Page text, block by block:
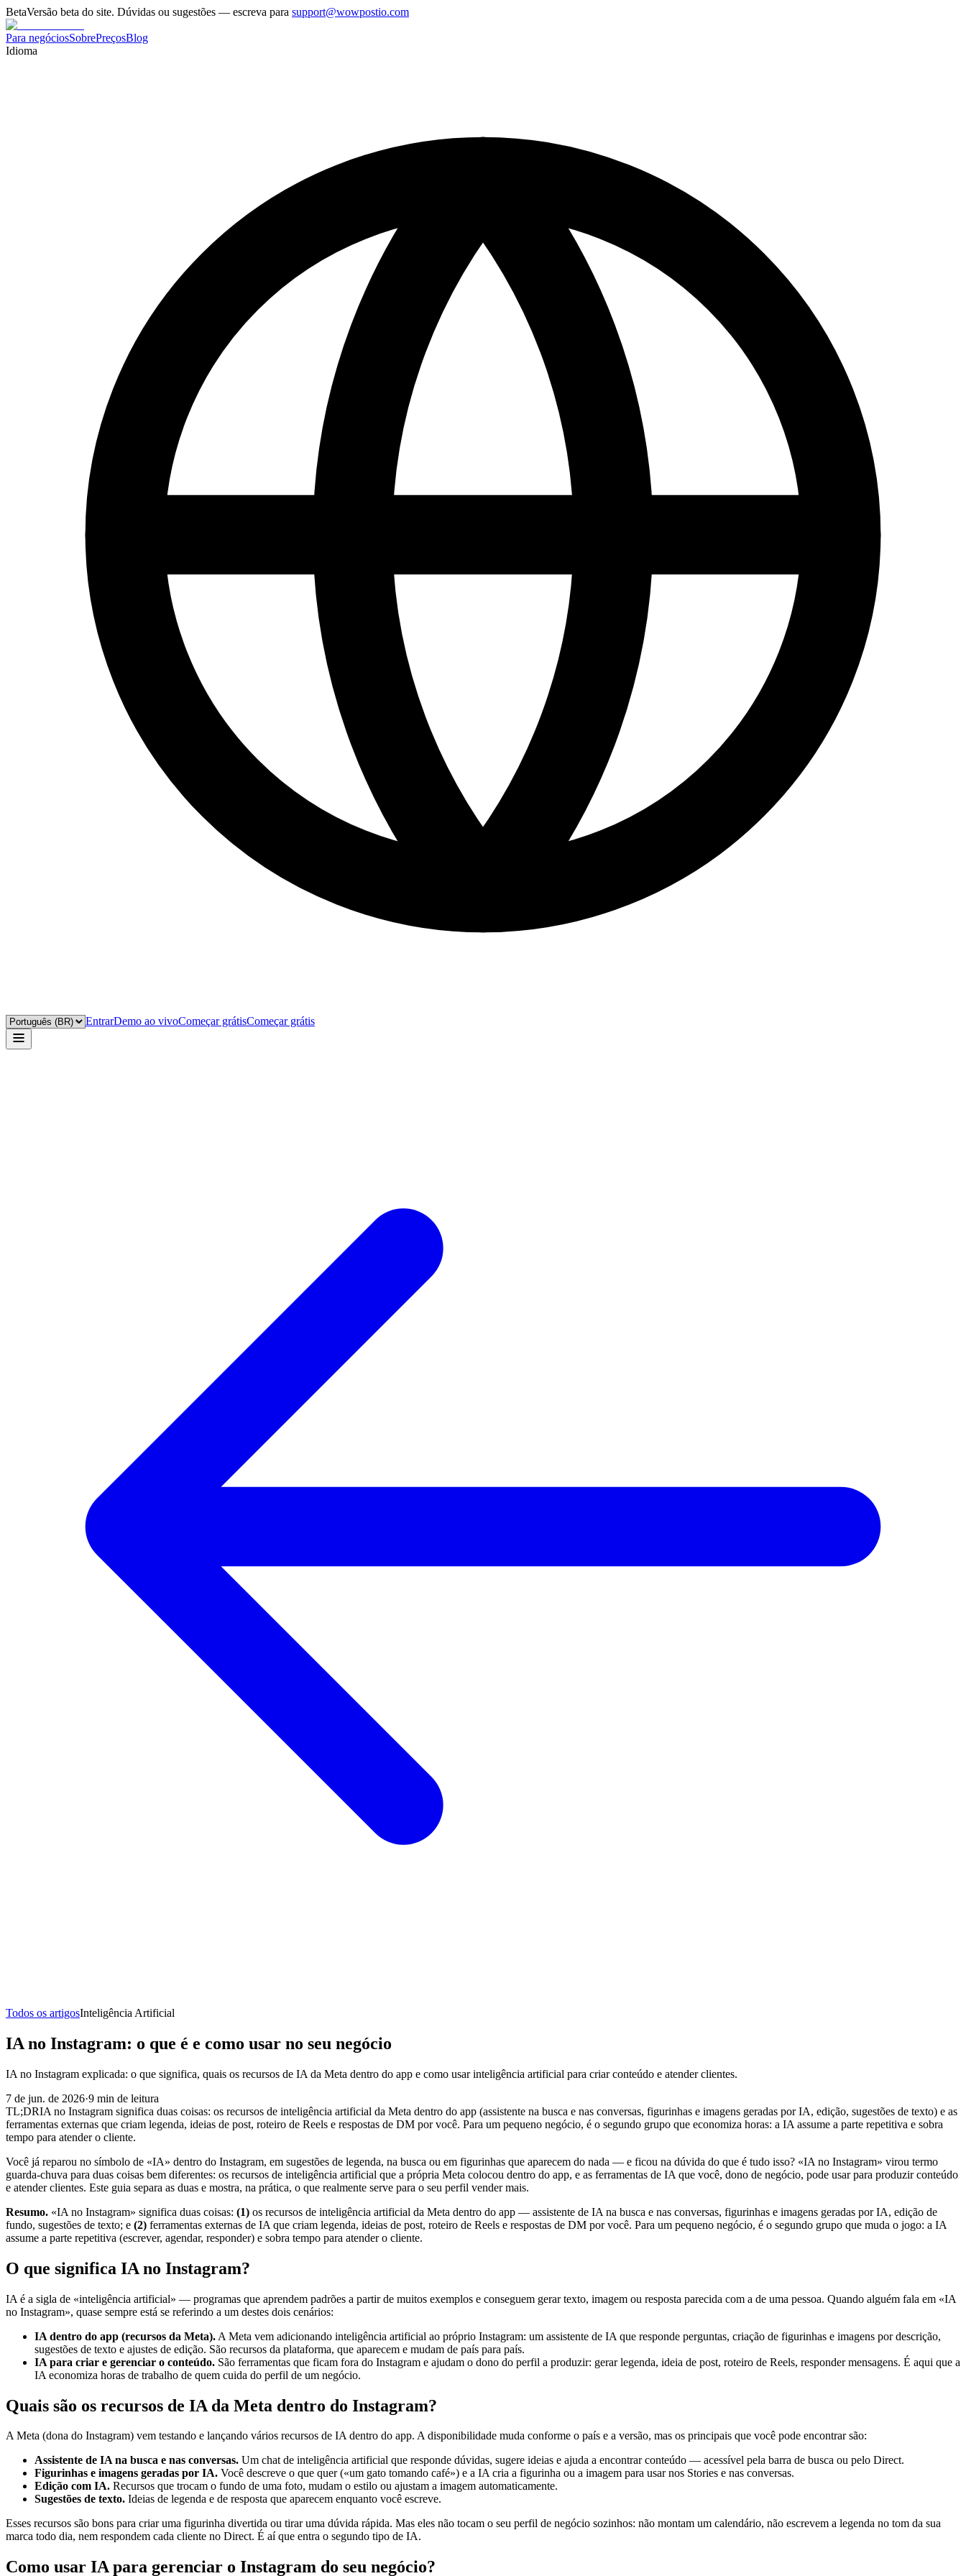
BetaVersão beta do site. Dúvidas ou sugestões — escreva para support@wowpostio.com
Para negóciosSobrePreçosBlog
Idioma
EntrarDemo ao vivoComeçar grátisComeçar grátis
Todos os artigosInteligência Artificial
IA no Instagram: o que é e como usar no seu negócio
IA no Instagram explicada: o que significa, quais os recursos de IA da Meta dentro do app e como usar inteligência artificial para criar conteúdo e atender clientes.
7 de jun. de 2026·9 min de leitura
TL;DRIA no Instagram significa duas coisas: os recursos de inteligência artificial da Meta dentro do app (assistente na busca e nas conversas, figurinhas e imagens geradas por IA, edição, sugestões de texto) e as
ferramentas externas que criam legenda, ideias de post, roteiro de Reels e respostas de DM por você. Para um pequeno negócio, é o segundo grupo que economiza horas: a IA assume a parte repetitiva e sobra
tempo para atender o cliente.
Você já reparou no símbolo de «IA» dentro do Instagram, em sugestões de legenda, na busca ou em figurinhas que aparecem do nada — e ficou na dúvida do que é tudo isso? «IA no Instagram» virou termo
guarda-chuva para duas coisas bem diferentes: os recursos de inteligência artificial que a própria Meta colocou dentro do app, e as ferramentas de IA que você, dono de negócio, pode usar para produzir conteúdo
e atender clientes. Este guia separa as duas e mostra, na prática, o que realmente serve para o seu perfil vender mais.
Resumo. «IA no Instagram» significa duas coisas: (1) os recursos de inteligência artificial da Meta dentro do app — assistente de IA na busca e nas conversas, figurinhas e imagens geradas por IA, edição de
fundo, sugestões de texto; e (2) ferramentas externas de IA que criam legenda, ideias de post, roteiro de Reels e respostas de DM por você. Para um pequeno negócio, é o segundo grupo que muda o jogo: a IA
assume a parte repetitiva (escrever, agendar, responder) e sobra tempo para atender o cliente.
O que significa IA no Instagram?
IA é a sigla de «inteligência artificial» — programas que aprendem padrões a partir de muitos exemplos e conseguem gerar texto, imagem ou resposta parecida com a de uma pessoa. Quando alguém fala em «IA
no Instagram», quase sempre está se referindo a um destes dois cenários:
IA dentro do app (recursos da Meta). A Meta vem adicionando inteligência artificial ao próprio Instagram: um assistente de IA que responde perguntas, criação de figurinhas e imagens por descrição,
sugestões de texto e ajustes de edição. São recursos da plataforma, que aparecem e mudam de país para país.
IA para criar e gerenciar o conteúdo. São ferramentas que ficam fora do Instagram e ajudam o dono do perfil a produzir: gerar legenda, ideia de post, roteiro de Reels, responder mensagens. É aqui que a
IA economiza horas de trabalho de quem cuida do perfil de um negócio.
Quais são os recursos de IA da Meta dentro do Instagram?
A Meta (dona do Instagram) vem testando e lançando vários recursos de IA dentro do app. A disponibilidade muda conforme o país e a versão, mas os principais que você pode encontrar são:
Assistente de IA na busca e nas conversas. Um chat de inteligência artificial que responde dúvidas, sugere ideias e ajuda a encontrar conteúdo — acessível pela barra de busca ou pelo Direct.
Figurinhas e imagens geradas por IA. Você descreve o que quer («um gato tomando café») e a IA cria a figurinha ou a imagem para usar nos Stories e nas conversas.
Edição com IA. Recursos que trocam o fundo de uma foto, mudam o estilo ou ajustam a imagem automaticamente.
Sugestões de texto. Ideias de legenda e de resposta que aparecem enquanto você escreve.
Esses recursos são bons para criar uma figurinha divertida ou tirar uma dúvida rápida. Mas eles não tocam o seu perfil de negócio sozinhos: não montam um calendário, não escrevem a legenda no tom da sua
marca todo dia, nem respondem cada cliente no Direct. É aí que entra o segundo tipo de IA.
Como usar IA para gerenciar o Instagram do seu negócio?